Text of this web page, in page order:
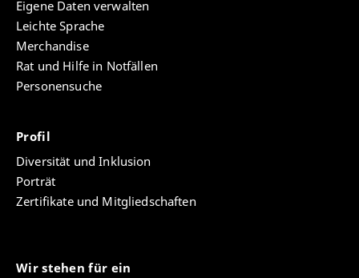
Eigene Daten verwalten
Leichte Sprache
Merchandise
Rat und Hilfe in Notfällen
Personensuche
Profil
Diversität und Inklusion
Porträt
Zertifikate und Mitgliedschaften
Wir stehen für ein